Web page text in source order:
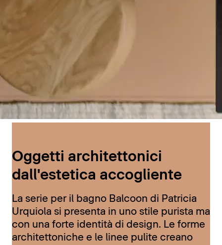
Oggetti architettonici
dall'estetica accogliente
La serie per il bagno Balcoon di Patricia
Urquiola si presenta in uno stile purista ma
con una forte identità di design. Le forme
architettoniche e le linee pulite creano